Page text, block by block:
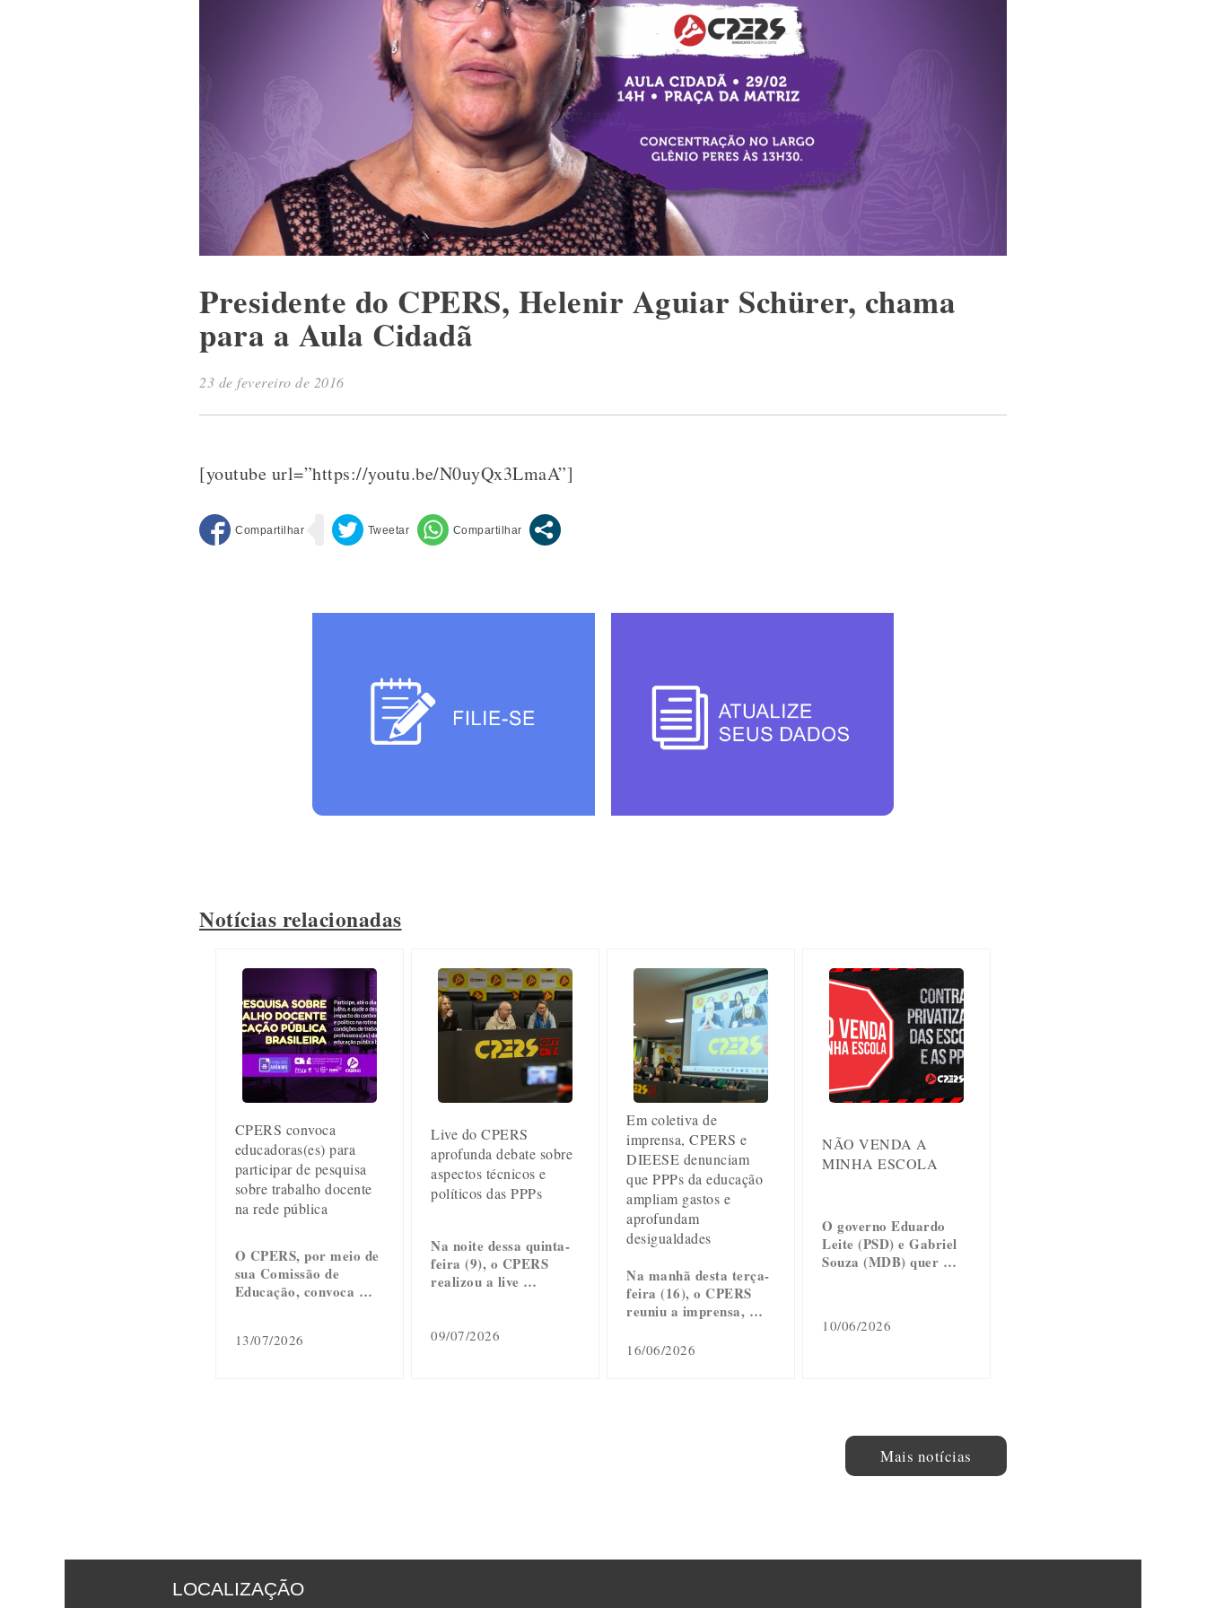
Presidente do CPERS, Helenir Aguiar Schürer, chama
para a Aula Cidadã
23 de fevereiro de 2016
[youtube url=”https://youtu.be/N0uyQx3LmaA”]
Notícias relacionadas
CPERS convoca
educadoras(es) para
participar de pesquisa
sobre trabalho docente
na rede pública
O CPERS, por meio de
sua Comissão de
Educação, convoca …
13/07/2026
Live do CPERS
aprofunda debate sobre
aspectos técnicos e
políticos das PPPs
Na noite dessa quinta-
feira (9), o CPERS
realizou a live …
09/07/2026
Em coletiva de
imprensa, CPERS e
DIEESE denunciam
que PPPs da educação
ampliam gastos e
aprofundam
desigualdades
Na manhã desta terça-
feira (16), o CPERS
reuniu a imprensa, …
16/06/2026
NÃO VENDA A
MINHA ESCOLA
O governo Eduardo
Leite (PSD) e Gabriel
Souza (MDB) quer …
10/06/2026
Mais notícias
LOCALIZAÇÃO